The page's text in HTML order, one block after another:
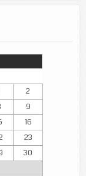
2
9
16
23
30